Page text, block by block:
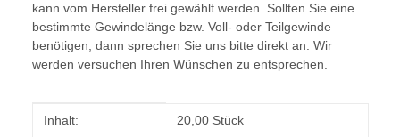
kann vom Hersteller frei gewählt werden. Sollten Sie eine
bestimmte Gewindelänge bzw. Voll- oder Teilgewinde
benötigen, dann sprechen Sie uns bitte direkt an. Wir
werden versuchen Ihren Wünschen zu entsprechen.
Produkteigenschaft
Wert
Inhalt: 20,00 Stück